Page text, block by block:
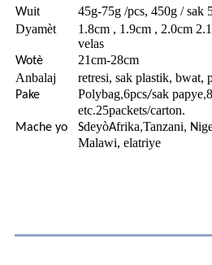
Wuit
45g-75g /pcs, 450g / sak
Dyamèt
1.8cm , 1.9cm , 2.0cm
velas
Wotè
21cm-28cm
Anbalaj
retresi, sak plastik, bwat,
Pake Polybag,6pcs/sak papye,
etc.25packets/carton.
Mache yo SdeyòAfrika,Tanzani, N
Malawi, elatriye